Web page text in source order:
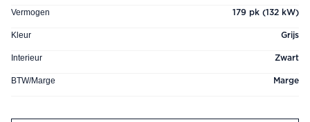
Vermogen 179 pk (132 kW)
Kleur Grijs
Interieur Zwart
BTW/Marge Marge